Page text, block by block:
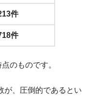
件
件
のものです。
が、圧倒的であるとい